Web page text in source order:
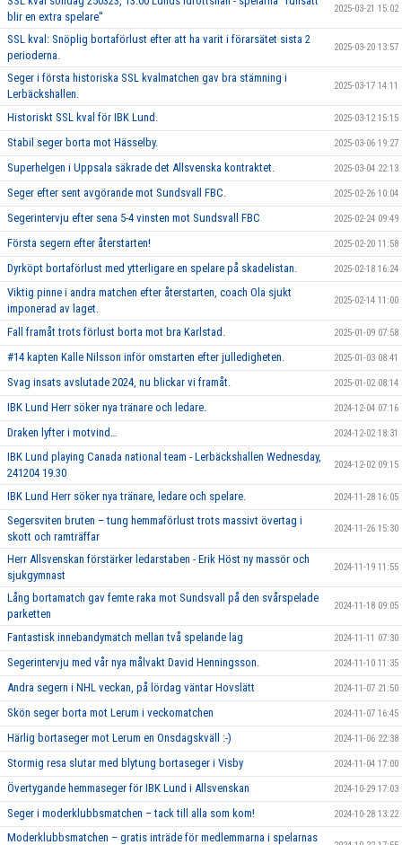
blir en extra spelare''
2025-03-21 15:02
SSL kval: Snöplig bortaförlust efter att ha varit i förarsätet sista 2
perioderna.
2025-03-20 13:57
Seger i första historiska SSL kvalmatchen gav bra stämning i
Lerbäckshallen.
2025-03-17 14:11
Historiskt SSL kval för IBK Lund. 2025-03-12 15:15
Stabil seger borta mot Hässelby. 2025-03-06 19:27
Superhelgen i Uppsala säkrade det Allsvenska kontraktet. 2025-03-04 22:13
Seger efter sent avgörande mot Sundsvall FBC. 2025-02-26 10:04
Segerintervju efter sena 5-4 vinsten mot Sundsvall FBC 2025-02-24 09:49
Första segern efter återstarten! 2025-02-20 11:58
Dyrköpt bortaförlust med ytterligare en spelare på skadelistan. 2025-02-18 16:24
Viktig pinne i andra matchen efter återstarten, coach Ola sjukt
imponerad av laget.
2025-02-14 11:00
Fall framåt trots förlust borta mot bra Karlstad. 2025-01-09 07:58
#14 kapten Kalle Nilsson inför omstarten efter julledigheten. 2025-01-03 08:41
Svag insats avslutade 2024, nu blickar vi framåt. 2025-01-02 08:14
IBK Lund Herr söker nya tränare och ledare. 2024-12-04 07:16
Draken lyfter i motvind… 2024-12-02 18:31
IBK Lund playing Canada national team - Lerbäckshallen Wednesday,
241204 19.30
2024-12-02 09:15
IBK Lund Herr söker nya tränare, ledare och spelare. 2024-11-28 16:05
Segersviten bruten – tung hemmaförlust trots massivt övertag i
skott och ramträffar
2024-11-26 15:30
Herr Allsvenskan förstärker ledarstaben - Erik Höst ny massör och
sjukgymnast
2024-11-19 11:55
Lång bortamatch gav femte raka mot Sundsvall på den svårspelade
parketten
2024-11-18 09:05
Fantastisk innebandymatch mellan två spelande lag 2024-11-11 07:30
Segerintervju med vår nya målvakt David Henningsson. 2024-11-10 11:35
Andra segern i NHL veckan, på lördag väntar Hovslätt 2024-11-07 21:50
Skön seger borta mot Lerum i veckomatchen 2024-11-07 16:45
Härlig bortaseger mot Lerum en Onsdagskväll :-) 2024-11-06 22:38
Stormig resa slutar med blytung bortaseger i Visby 2024-11-04 17:00
Övertygande hemmaseger för IBK Lund i Allsvenskan 2024-10-29 17:03
Seger i moderklubbsmatchen – tack till alla som kom! 2024-10-28 13:22
Moderklubbsmatchen – gratis inträde för medlemmarna i spelarnas